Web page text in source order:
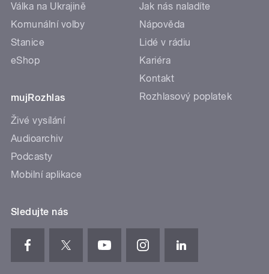
Válka na Ukrajině
Komunální volby
Stanice
eShop
mujRozhlas
Živé vysílání
Audioarchiv
Podcasty
Mobilní aplikace
Jak nás naladíte
Nápověda
Lidé v rádiu
Kariéra
Kontakt
Rozhlasový poplatek
Sledujte nás